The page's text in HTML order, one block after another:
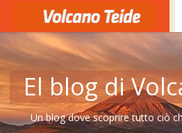
El blog di
Un blog dove scoprire tutto ciò